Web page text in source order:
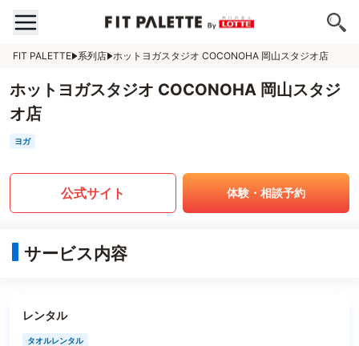
FIT PALETTE 系列店 ホットヨガスタジオ COCONOHA 岡山スタジオ店
ホットヨガスタジオ COCONOHA 岡山スタジ
オ店
ヨガ
公式サイト 体験・相談予約
サービス内容
レンタル
タオルレンタル